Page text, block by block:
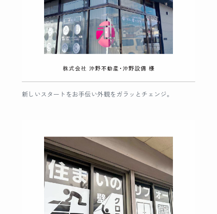
新しいスタートをお手伝い外観をガラッとチェンジ。